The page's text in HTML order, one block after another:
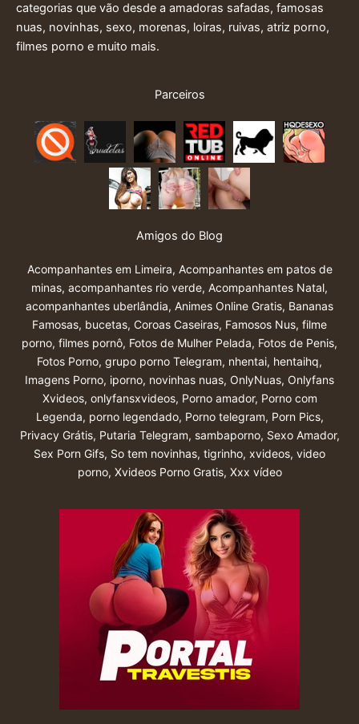
categorias que vão desde a amadoras safadas, famosas
nuas, novinhas, sexo, morenas, loiras, ruivas, atriz porno,
filmes porno e muito mais.
Parceiros
Amigos do Blog
Acompanhantes em Limeira, Acompanhantes em patos de
minas, acompanhantes rio verde, Acompanhantes Natal,
acompanhantes uberlândia, Animes Online Gratis, Bananas
Famosas, bucetas, Coroas Caseiras, Famosos Nus, filme
porno, filmes pornô, Fotos de Mulher Pelada, Fotos de Penis,
Fotos Porno, grupo porno Telegram, nhentai, hentaihq,
Imagens Porno, iporno, novinhas nuas, OnlyNuas, Onlyfans
Xvideos, onlyfansxvideos, Porno amador, Porno com
Legenda, porno legendado, Porno telegram, Porn Pics,
Privacy Grátis, Putaria Telegram, sambaporno, Sexo Amador,
Sex Porn Gifs, So tem novinhas, tigrinho, xvideos, video
porno, Xvideos Porno Gratis, Xxx vídeo